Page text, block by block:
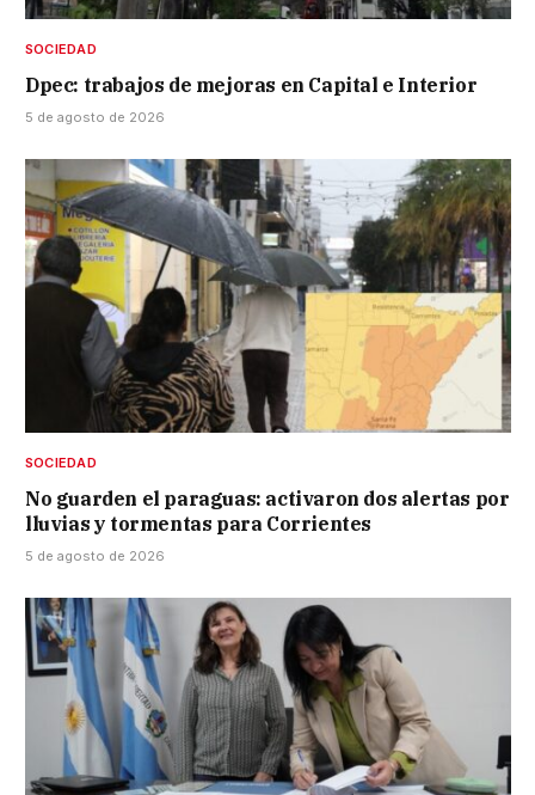
SOCIEDAD
Dpec: trabajos de mejoras en Capital e Interior
5 de agosto de 2026
SOCIEDAD
No guarden el paraguas: activaron dos alertas por
lluvias y tormentas para Corrientes
5 de agosto de 2026